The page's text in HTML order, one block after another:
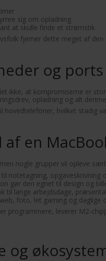
sig om opladning
at skulle finde et strømstik
fjerner dette meget af
og ports
ikke, at kompromiserne er
opladning og alt
hovedtelefoner, hvilket
en
nogle grupper vil opleve
notetagning, opgaveskrivning
gør den egnet til design og
til lange arbejdsdage,
foto, let gaming og daglige
programmere, leverer M2-
og